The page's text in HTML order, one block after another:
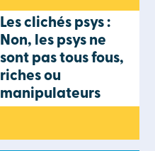
Les clichés psys :
Non, les psys ne
sont pas tous fous,
riches ou
manipulateurs